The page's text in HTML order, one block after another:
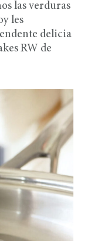
las verduras
les
delicia
RW de